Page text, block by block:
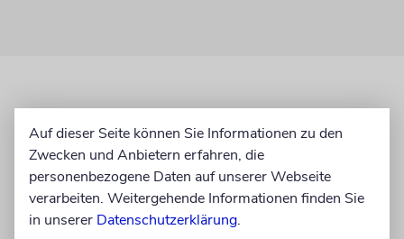
Auf dieser Seite können Sie Informationen zu den
Zwecken und Anbietern erfahren, die
personenbezogene Daten auf unserer Webseite
verarbeiten. Weitergehende Informationen finden Sie
in unserer Datenschutzerklärung.